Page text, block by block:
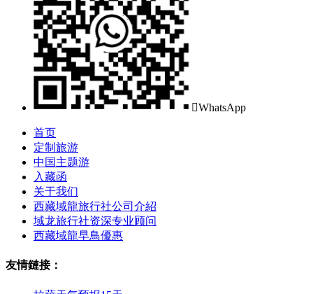
WhatsApp
首页
定制旅游
中国主题游
入藏函
关于我们
西藏域龍旅行社公司介紹
域龙旅行社资深专业顾问
西藏域龍早鳥優惠
友情鏈接：